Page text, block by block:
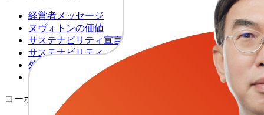
経営者メッセージ
ヌヴォトンの価値
サステナビリティ宣言
サステナビリティ・ガバナンス
外部表彰
持続可能な開発目標
コーポレート・ガバナンス